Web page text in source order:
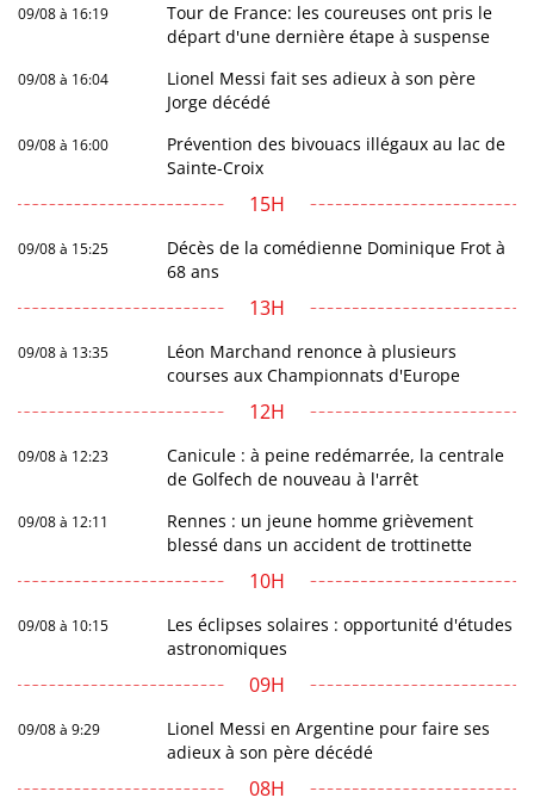
09/08 à 16:19
Tour de France: les coureuses ont pris le
départ d'une dernière étape à suspense
09/08 à 16:04
Lionel Messi fait ses adieux à son père
Jorge décédé
09/08 à 16:00
Prévention des bivouacs illégaux au lac de
Sainte-Croix
15H
09/08 à 15:25
Décès de la comédienne Dominique Frot à
68 ans
13H
09/08 à 13:35
Léon Marchand renonce à plusieurs
courses aux Championnats d'Europe
12H
09/08 à 12:23
Canicule : à peine redémarrée, la centrale
de Golfech de nouveau à l'arrêt
09/08 à 12:11
Rennes : un jeune homme grièvement
blessé dans un accident de trottinette
10H
09/08 à 10:15
Les éclipses solaires : opportunité d'études
astronomiques
09H
09/08 à 9:29
Lionel Messi en Argentine pour faire ses
adieux à son père décédé
08H